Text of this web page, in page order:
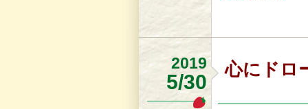
2019
5/30
心にドロ